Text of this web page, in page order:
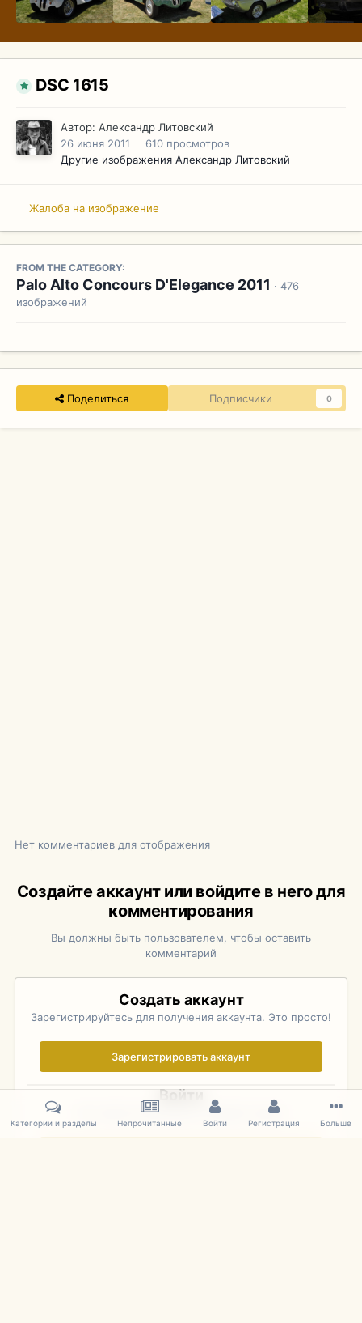
DSC 1615
Автор: Александр Литовский
26 июня 2011
610 просмотров
Другие изображения Александр Литовский
Жалоба на изображение
FROM THE CATEGORY:
Palo Alto Concours D'Elegance 2011 · 476
изображений
Поделиться Подписчики 0
Нет комментариев для отображения
Создайте аккаунт или войдите в него для
комментирования
Вы должны быть пользователем, чтобы оставить
комментарий
Создать аккаунт
Зарегистрируйтесь для получения аккаунта. Это просто!
Зарегистрировать аккаунт
Войти
Уже зарегистрированы? Войдите здесь.
Категории и разделы Непрочитанные Войти Регистрация Больше